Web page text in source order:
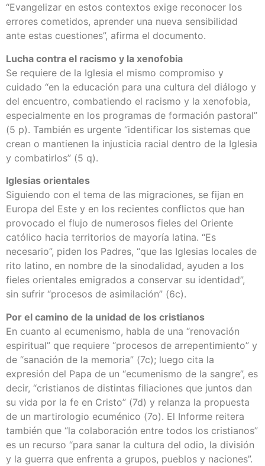
“Evangelizar en estos contextos exige reconocer los
errores cometidos, aprender una nueva sensibilidad
ante estas cuestiones”, afirma el documento.
Lucha contra el racismo y la xenofobia
Se requiere de la Iglesia el mismo compromiso y
cuidado “en la educación para una cultura del diálogo y
del encuentro, combatiendo el racismo y la xenofobia,
especialmente en los programas de formación pastoral”
(5 p). También es urgente “identificar los sistemas que
crean o mantienen la injusticia racial dentro de la Iglesia
y combatirlos” (5 q).
Iglesias orientales
Siguiendo con el tema de las migraciones, se fijan en
Europa del Este y en los recientes conflictos que han
provocado el flujo de numerosos fieles del Oriente
católico hacia territorios de mayoría latina. “Es
necesario”, piden los Padres, “que las Iglesias locales de
rito latino, en nombre de la sinodalidad, ayuden a los
fieles orientales emigrados a conservar su identidad”,
sin sufrir “procesos de asimilación” (6c).
Por el camino de la unidad de los cristianos
En cuanto al ecumenismo, habla de una “renovación
espiritual” que requiere “procesos de arrepentimiento” y
de “sanación de la memoria” (7c); luego cita la
expresión del Papa de un “ecumenismo de la sangre”, es
decir, “cristianos de distintas filiaciones que juntos dan
su vida por la fe en Cristo” (7d) y relanza la propuesta
de un martirologio ecuménico (7o). El Informe reitera
también que “la colaboración entre todos los cristianos”
es un recurso “para sanar la cultura del odio, la división
y la guerra que enfrenta a grupos, pueblos y naciones”.